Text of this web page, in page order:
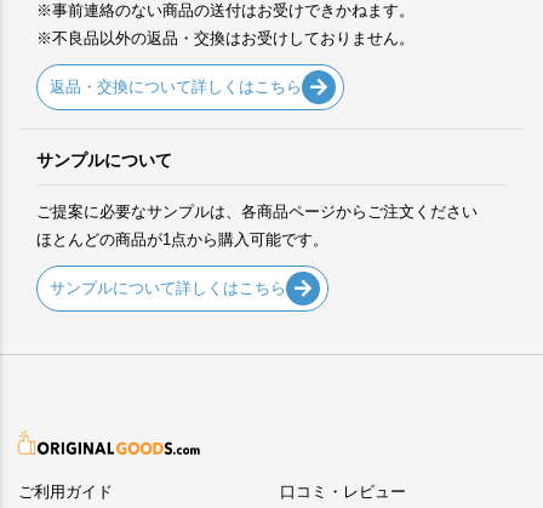
※事前連絡のない商品の送付はお受けできかねます。
※不良品以外の返品・交換はお受けしておりません。
返品・交換について詳しくはこちら
サンプルについて
ご提案に必要なサンプルは、各商品ページからご注文ください
ほとんどの商品が1点から購入可能です。
サンプルについて詳しくはこちら
ご利用ガイド
口コミ・レビュー